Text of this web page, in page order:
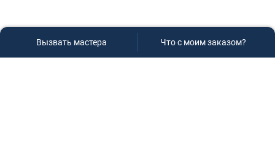
Вызвать мастера Что с моим заказом?